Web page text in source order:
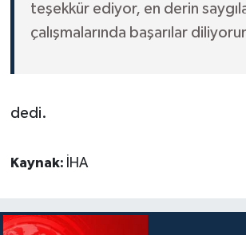
teşekkür ediyor, en derin
çalışmalarında başarılar
dedi.
Kaynak: İHA